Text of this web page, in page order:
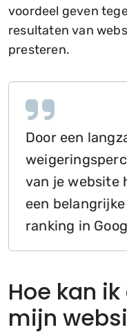
voordeel geven
resultaten van
presteren.
Door een
van je website
een
ranking in
Hoe kan
mijn